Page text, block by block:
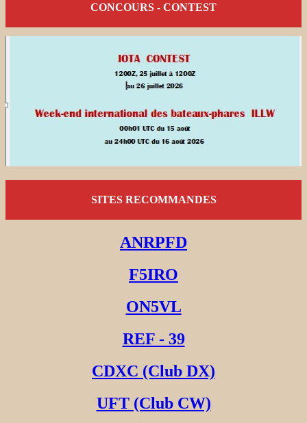
CONCOURS - CONTEST
SITES RECOMMANDES
ANRPFD
F5IRO
ON5VL
REF - 39
CDXC (Club DX)
UFT (Club CW)